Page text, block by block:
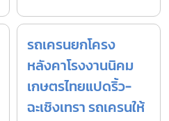
รถเครนยกโครง
หลังคาโรงงานนิคม
เกษตรไทยแปดริ้ว-
ฉะเชิงเทรา รถเครนให้